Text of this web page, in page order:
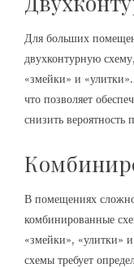
Для больших
двухконтурную
«змейки» и
что позволяет
снизить вероятность
В помещениях
комбинированные
«змейки», «улитки»
схемы требует